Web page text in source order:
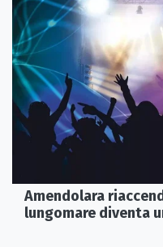
Amendolara
lungomare diventa